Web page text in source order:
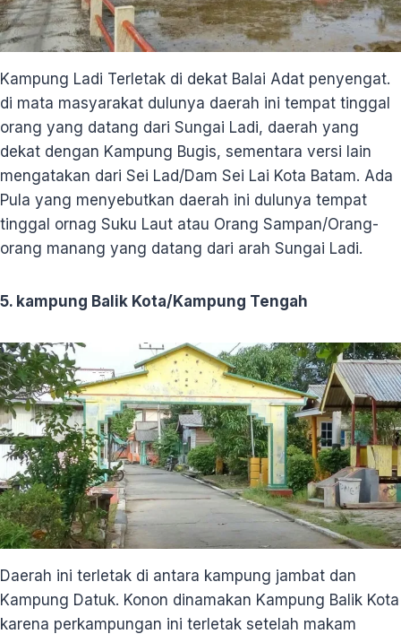
Kampung Ladi Terletak di dekat Balai Adat penyengat.
di mata masyarakat dulunya daerah ini tempat tinggal
orang yang datang dari Sungai Ladi, daerah yang
dekat dengan Kampung Bugis, sementara versi lain
mengatakan dari Sei Lad/Dam Sei Lai Kota Batam. Ada
Pula yang menyebutkan daerah ini dulunya tempat
tinggal ornag Suku Laut atau Orang Sampan/Orang-
orang manang yang datang dari arah Sungai Ladi.
5. kampung Balik Kota/Kampung Tengah
Daerah ini terletak di antara kampung jambat dan
Kampung Datuk. Konon dinamakan Kampung Balik Kota
karena perkampungan ini terletak setelah makam